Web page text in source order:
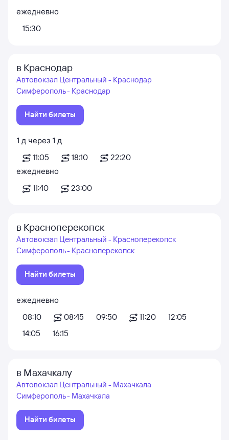
ежедневно
15:30
в Краснодар
Автовокзал Центральный - Краснодар
Симферополь - Краснодар
Найти билеты
1 д через 1 д
11:05
18:10
22:20
ежедневно
11:40
23:00
в Красноперекопск
Автовокзал Центральный - Красноперекопск
Симферополь - Красноперекопск
Найти билеты
ежедневно
08:10
08:45 09:50 11:20
12:05
14:05
16:15
в Махачкалу
Автовокзал Центральный - Махачкала
Симферополь - Махачкала
Найти билеты